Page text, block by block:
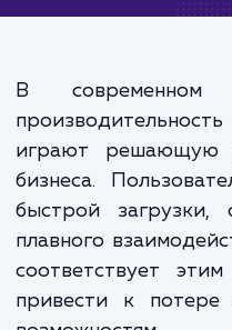
В
играют
бизнеса.
быстрой